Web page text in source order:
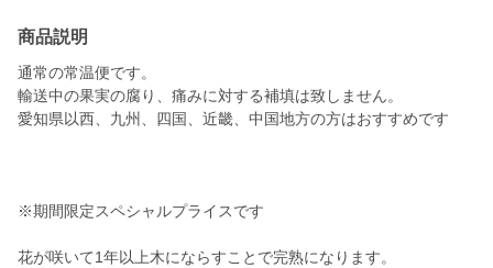
商品説明
通常の常温便です。
輸送中の果実の腐り、痛みに対する補填は致しません。
愛知県以西、九州、四国、近畿、中国地方の方はおすすめです
※期間限定スペシャルプライスです
花が咲いて1年以上木にならすことで完熟になります。